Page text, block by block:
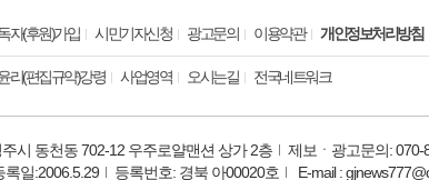
자(후원)가입 시민기자신청 광고문의 이용약관 개인정보처리방침
리(편집규약)강령 사업영역 오시는길 전국네트워크
시 동천동 702-12 우주로얄맨션 상가 2층 제보ㆍ광고문의: 070-
일:2006.5.29
등록번호: 경북 아00020호 E-mail :